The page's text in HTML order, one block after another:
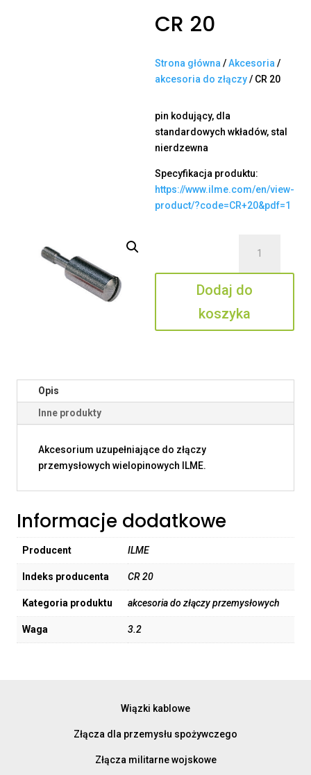
CR 20
Strona główna /Akcesoria /
akcesoria do złączy/ CR 20
pin kodujący, dla
standardowych wkładów, stal
nierdzewna
Specyfikacja produktu:
https://www.ilme.com/en/view-
product/?code=CR+20&pdf=1
20
Dodaj do
koszyka
Opis
Inne produkty
Akcesorium uzupełniające do złączy
przemysłowych wielopinowych ILME.
Informacje dodatkowe
Producent ILME
Indeks producenta CR 20
Kategoria produktu akcesoria do złączy przemysłowych
Waga 3.2
Wiązki kablowe
Złącza dla przemysłu spożywczego
Złącza militarne wojskowe